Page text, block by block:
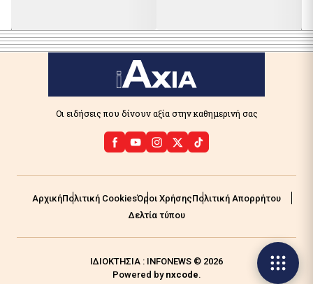
Οι ειδήσεις που δίνουν αξία στην καθημερινή σας
ΑρχικήΠολιτική CookiesΌροι ΧρήσηςΠολιτική Απορρήτου
Δελτία τύπου
ΙΔΙΟΚΤΗΣΙΑ : INFONEWS © 2026
Powered by nxcode.